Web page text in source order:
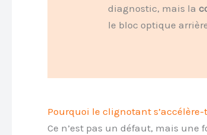
diagnostic, mais la
le bloc optique
Pourquoi le clignotant
Ce n’est pas un défaut, mais